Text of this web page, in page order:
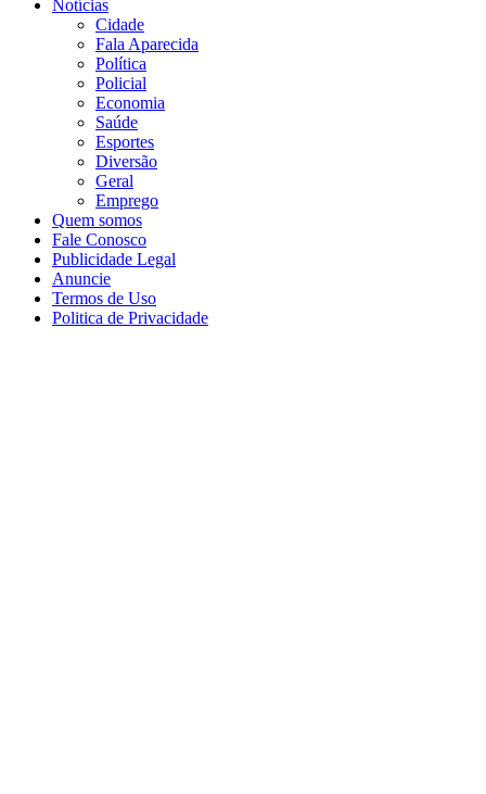
Notícias
Cidade
Fala Aparecida
Política
Policial
Economia
Saúde
Esportes
Diversão
Geral
Emprego
Quem somos
Fale Conosco
Publicidade Legal
Anuncie
Termos de Uso
Politica de Privacidade